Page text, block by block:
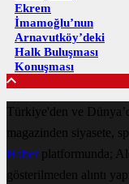
Ekrem
İmamoğlu’nun
Arnavutköy’deki
Halk Buluşması
Konuşması
Türkiye'den ve
magazinden siyasete,
Haberplatformunda;
gösterilmeden alıntı